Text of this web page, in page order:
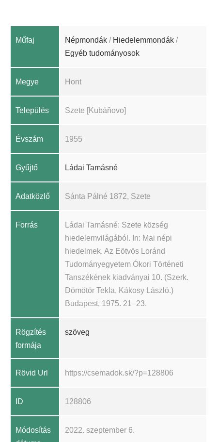
Műfaj Népmondák / Hiedelemmondák /
Egyéb tudományosok
Megye Hont
Település Szete [Kubáňovo]
Évszám 1955
Gyűjtő Ládai Tamásné
Adatközlő Sánta Pálné 1872, Szete
Forrás
Ládai Tamásné: Szete község
hiedelemvilágából. In: Mai népi
hiedelmek. Az Eötvös Loránd
Tudományegyetem Ókori Történeti
Tanszékének kiadványai 10. (Szerk.
Dömötör Tekla, Kákosy László.)
Budapest, 1975. 21–23.
Rögzítés
formája
szöveg
Rövid Url https://csemadok.sk/?p=128806
ID 128806
Módosítás
2022. szeptember 6.